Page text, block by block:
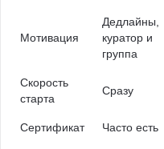
Мотивация
Дедлайны,
куратор и
группа
Скорость
старта
Сразу
Сертификат Часто есть